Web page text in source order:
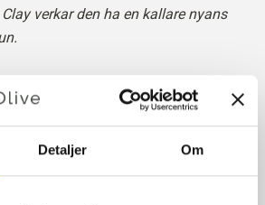
Detaljer Om
verkar den ha en kallare nyans
sommar
: Mild höst
från får som fötts upp i Patagonien,